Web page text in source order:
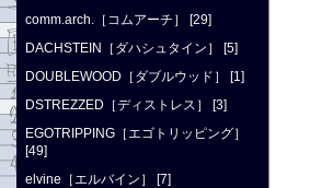
comm.arch.［コムアーチ］ [29]
DACHSTEIN［ダハシュタイン］ [5]
DOUBLEWOOD［ダブルウッド］ [1]
DSTREZZED［ディストレス］ [3]
EGOTRIPPING［エゴトリッピング］
[49]
elvine［エルバイン］ [7]